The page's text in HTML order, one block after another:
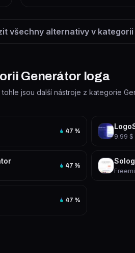
všechny alternativy v kategorii
Generátor loga
jsou další nástroje z kategorie
47 %
9.99 $
47 %
47 %